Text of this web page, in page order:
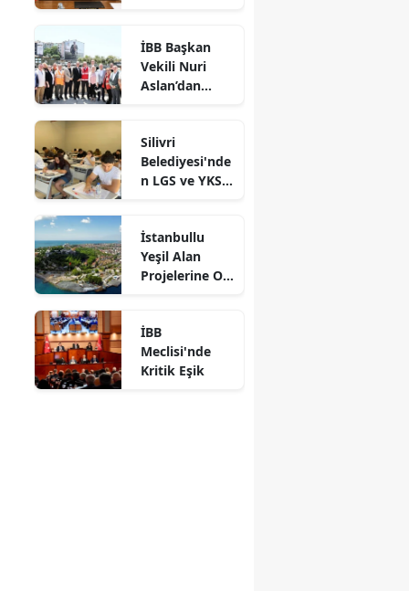
Silivri
Belediyesine
Ziyaret
İBB Başkan
Vekili Nuri
Aslan’dan
Çalışmalara
Yakın Takip
Silivri
Belediyesi'nde
n LGS ve YKS
Eğitim Desteği
İstanbullu
Yeşil Alan
Projelerine Oy
İBB
Meclisi'nde
Kritik Eşik